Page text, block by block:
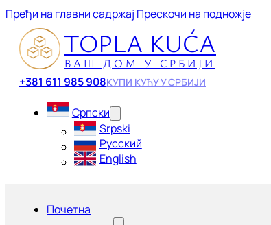
Пређи на главни садржај Прескочи на подножје
TOPLA KUĆA
ВАШ ДОМ У СРБИЈИ
+381 611 985 908КУПИ КУЋУ У СРБИЈИ
Српски
Srpski
Русский
English
Почетна